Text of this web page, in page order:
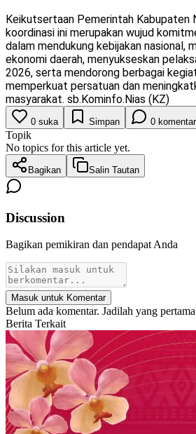
Keikutsertaan Pemerintah Kabupaten
koordinasi ini merupakan wujud
dalam mendukung kebijakan nasional,
ekonomi daerah, menyukseskan
2026, serta mendorong berbagai
memperkuat persatuan dan
masyarakat. sb.Kominfo.Nias (KZ)
0 suka Simpan 0 komentar
Topik
No topics for this article yet.
Bagikan Salin Tautan
Discussion
Bagikan pemikiran dan pendapat Anda
Masuk untuk Komentar
Belum ada komentar. Jadilah yang
Berita Terkait